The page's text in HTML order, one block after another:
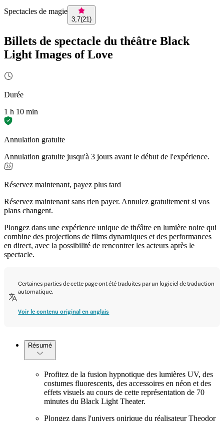
Spectacles de magie
3,7(21)
Billets de spectacle du théâtre Black
Light Images of Love
Durée
1 h 10 min
Annulation gratuite
Annulation gratuite jusqu'à 3 jours avant le début de l'expérience.
Réservez maintenant, payez plus tard
Réservez maintenant sans rien payer. Annulez gratuitement si vos
plans changent.
Plongez dans une expérience unique de théâtre en lumière noire qui
combine des projections de films dynamiques et des performances
en direct, avec la possibilité de rencontrer les acteurs après le
spectacle.
Certaines parties de cette page ont été traduites par un logiciel de traduction
automatique.
Voir le contenu original en anglais
Résumé
Profitez de la fusion hypnotique des lumières UV, des
costumes fluorescents, des accessoires en néon et des
effets visuels au cours de cette représentation de 70
minutes du Black Light Theater.
Plongez dans l'univers onirique du réalisateur Theodor